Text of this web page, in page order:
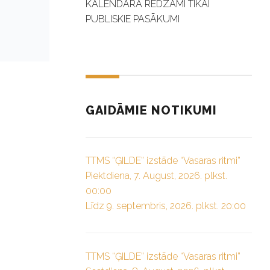
KALENDĀRĀ REDZAMI TIKAI
PUBLISKIE PASĀKUMI
GAIDĀMIE NOTIKUMI
TTMS “ĢILDE” izstāde “Vasaras ritmi”
Piektdiena, 7. August, 2026. plkst.
00:00
Līdz 9. septembris, 2026. plkst. 20:00
TTMS “ĢILDE” izstāde “Vasaras ritmi”